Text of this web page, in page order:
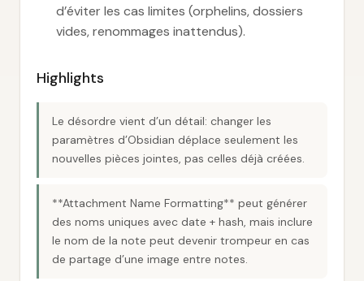
d’éviter les cas limites (orphelins, dossiers
vides, renommages inattendus).
Highlights
Le désordre vient d’un détail: changer les
paramètres d’Obsidian déplace seulement les
nouvelles pièces jointes, pas celles déjà créées.
**Attachment Name Formatting** peut générer
des noms uniques avec date + hash, mais inclure
le nom de la note peut devenir trompeur en cas
de partage d’une image entre notes.